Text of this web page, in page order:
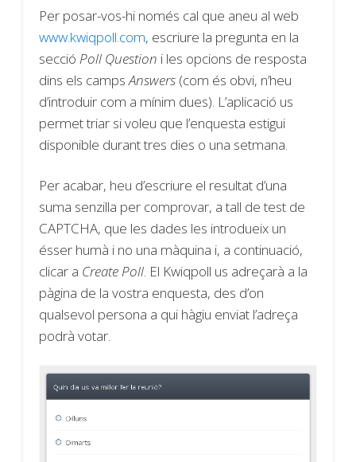
Per posar-vos-hi només cal que aneu al web
www.kwiqpoll.com, escriure la pregunta en la
secció Poll Question i les opcions de resposta
dins els campsAnswers(com és obvi, n’heu
d’introduir com a mínim dues). L’aplicació us
permet triar si voleu que l’enquesta estigui
disponible durant tres dies o una setmana.
Per acabar, heu d’escriure el resultat d’una
suma senzilla per comprovar, a tall de test de
CAPTCHA, que les dades les introdueix un
ésser humà i no una màquina i, a continuació,
clicar a Create Poll. El Kwiqpoll us adreçarà a la
pàgina de la vostra enquesta, des d’on
qualsevol persona a qui hàgiu enviat l’adreça
podrà votar.